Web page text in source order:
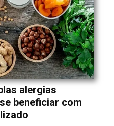
alergias
beneficiar com